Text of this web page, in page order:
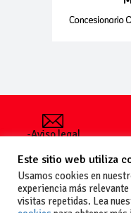
-Aviso legal
generales
de uso
-Política de
privacidad
Este sitio web utiliza
Usamos cookies en
experiencia más
visitas repetidas. Lea